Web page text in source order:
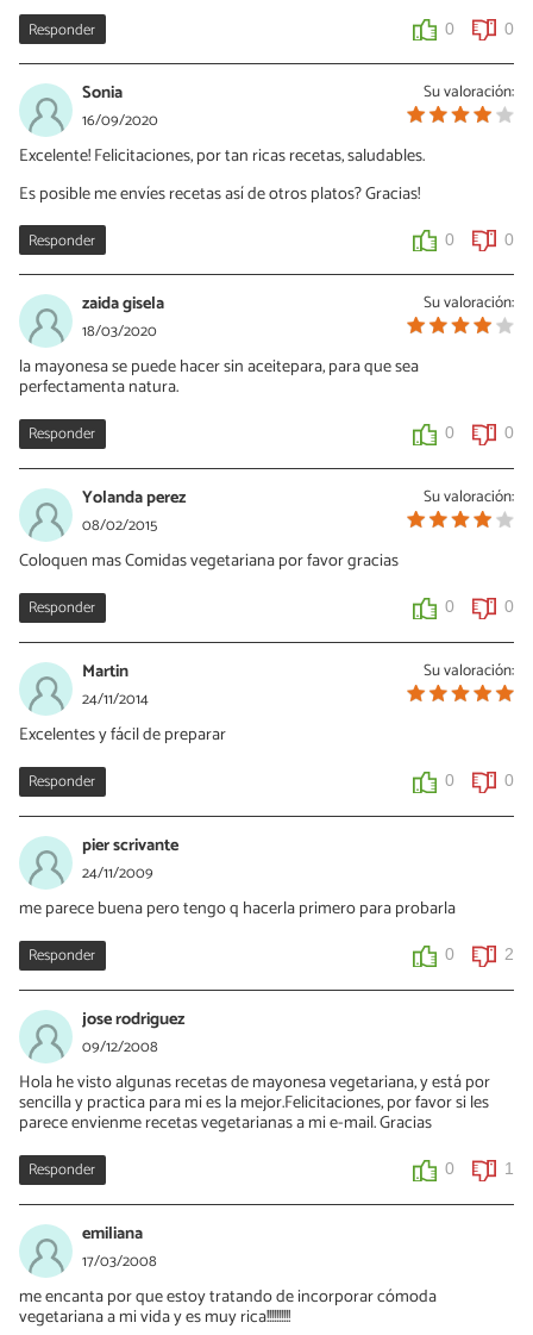
Responder 0 0
Su valoración:
Sonia
16/09/2020
Excelente! Felicitaciones, por tan ricas recetas, saludables.
Es posible me envíes recetas así de otros platos? Gracias!
Responder 0 0
Su valoración:
zaida gisela
18/03/2020
la mayonesa se puede hacer sin aceitepara, para que sea
perfectamenta natura.
Responder 0 0
Su valoración:
Yolanda perez
08/02/2015
Coloquen mas Comidas vegetariana por favor gracias
Responder 0 0
Su valoración:
Martin
24/11/2014
Excelentes y fácil de preparar
Responder 0 0
pier scrivante
24/11/2009
me parece buena pero tengo q hacerla primero para probarla
Responder 0 2
jose rodriguez
09/12/2008
Hola he visto algunas recetas de mayonesa vegetariana, y está por
sencilla y practica para mi es la mejor.Felicitaciones, por favor si les
parece envienme recetas vegetarianas a mi e-mail. Gracias
Responder 0 1
emiliana
17/03/2008
me encanta por que estoy tratando de incorporar cómoda
vegetariana a mi vida y es muy rica!!!!!!!!!!